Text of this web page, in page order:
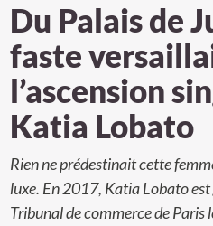
Du Palais de
faste
l’ascension
Katia Lobato
Rien ne prédestinait cette
luxe. En 2017, Katia Lobato est
Tribunal de commerce de Paris